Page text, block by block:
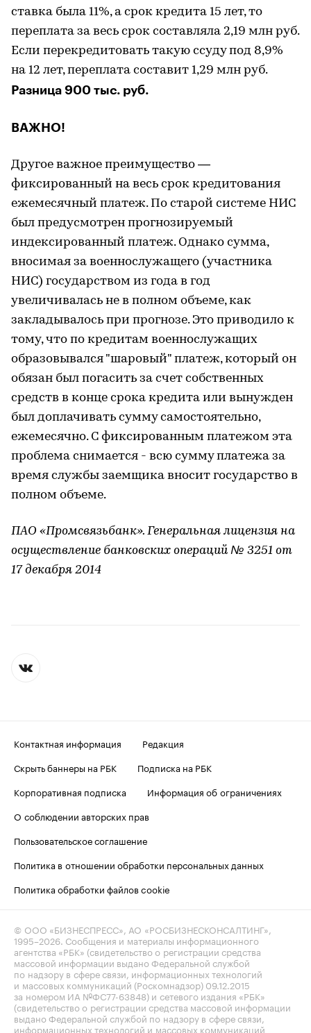
ставка была 11%, а срок кредита 15 лет, то
переплата за весь срок составляла 2,19 млн руб.
Если перекредитовать такую ссуду под 8,9%
на 12 лет, переплата составит 1,29 млн руб.
Разница 900 тыс. руб.
ВАЖНО!
Другое важное преимущество —
фиксированный на весь срок кредитования
ежемесячный платеж. По старой системе НИС
был предусмотрен прогнозируемый
индексированный платеж. Однако сумма,
вносимая за военнослужащего (участника
НИС) государством из года в год
увеличивалась не в полном объеме, как
закладывалось при прогнозе. Это приводило к
тому, что по кредитам военнослужащих
образовывался "шаровый" платеж, который он
обязан был погасить за счет собственных
средств в конце срока кредита или вынужден
был доплачивать сумму самостоятельно,
ежемесячно. С фиксированным платежом эта
проблема снимается - всю сумму платежа за
время службы заемщика вносит государство в
полном объеме.
ПАО «Промсвязьбанк». Генеральная лицензия на
осуществление банковских операций № 3251 от
17 декабря 2014
Контактная информация
Редакция
Скрыть баннеры на РБК
Подписка на РБК
Корпоративная подписка
Информация об ограничениях
О соблюдении авторских прав
Пользовательское соглашение
Политика в отношении обработки персональных данных
Политика обработки файлов cookie
© ООО «БИЗНЕСПРЕСС», АО «РОСБИЗНЕСКОНСАЛТИНГ»,
1995–2026 . Сообщения и материалы информационного
агентства «РБК» (свидетельство о регистрации средства
массовой информации выдано Федеральной службой
по надзору в сфере связи, информационных технологий
и массовых коммуникаций (Роскомнадзор) 09.12.2015
за номером ИА №ФС77-63848) и сетевого издания «РБК»
(свидетельство о регистрации средства массовой информации
выдано Федеральной службой по надзору в сфере связи,
информационных технологий и массовых коммуникаций